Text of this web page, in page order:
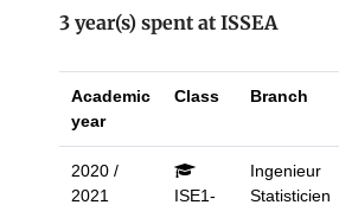
3 year(s) spent at ISSEA
Academic
year
Class Branch
2020 /
2021
ISE1-
Ingenieur
Statisticien